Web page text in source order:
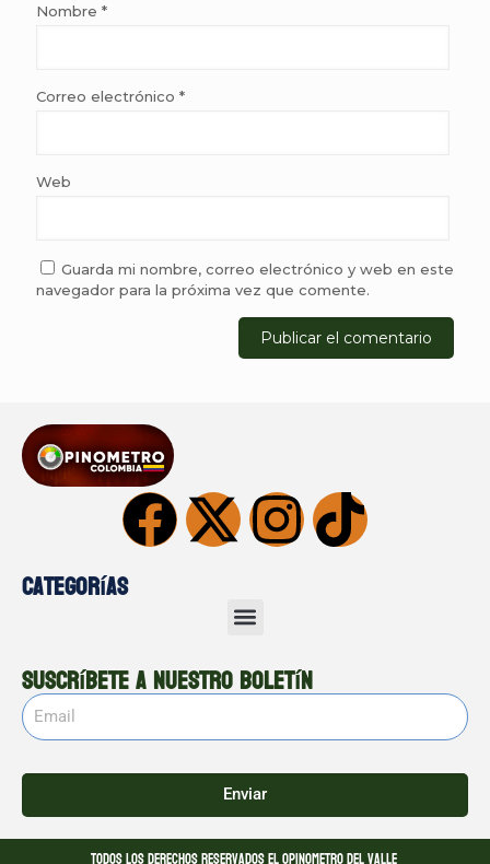
Nombre *
Correo electrónico *
Web
Guarda mi nombre, correo electrónico y web en este
navegador para la próxima vez que comente.
Categorías
Suscríbete a nuestro boletín
Enviar